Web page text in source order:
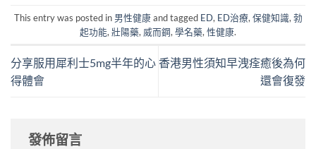
This entry was posted in 男性健康and tagged ED, ED治療, 保健知識 勃
起功能 壯陽藥 威而鋼 學名藥 性健康
分享服用犀利士5mg半年的心
得體會
香港男性須知早洩痊癒後為何
還會復發
發佈留言